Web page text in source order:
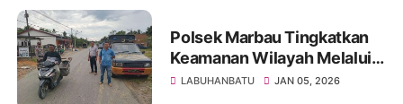
Polsek Marbau Tingkatkan
Keamanan Wilayah Melalui
Patroli Dialogis
LABUHANBATU JAN 05, 2026